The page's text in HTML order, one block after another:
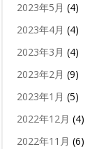
2023年5月 (4)
2023年4月 (4)
2023年3月 (4)
2023年2月 (9)
2023年1月 (5)
2022年12月 (4)
2022年11月 (6)